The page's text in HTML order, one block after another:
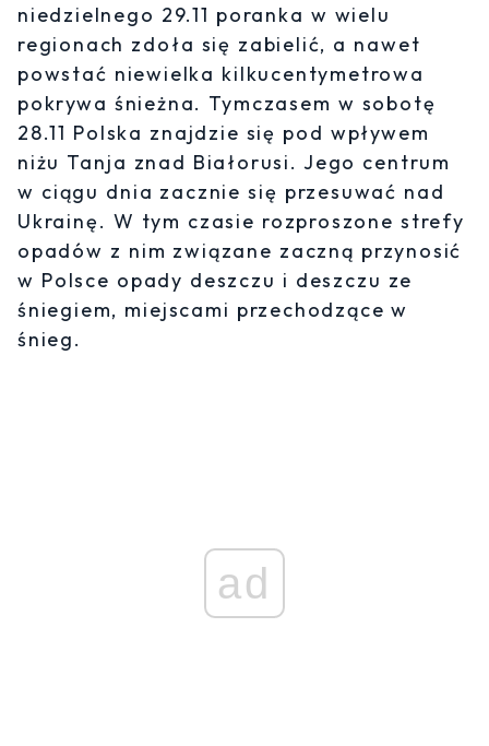
niedzielnego 29.11 poranka w wielu
regionach zdoła się zabielić, a nawet
powstać niewielka kilkucentymetrowa
pokrywa śnieżna. Tymczasem w sobotę
28.11 Polska znajdzie się pod wpływem
niżu Tanja znad Białorusi. Jego centrum
w ciągu dnia zacznie się przesuwać nad
Ukrainę. W tym czasie rozproszone strefy
opadów z nim związane zaczną przynosić
w Polsce opady deszczu i deszczu ze
śniegiem, miejscami przechodzące w
śnieg.
ad